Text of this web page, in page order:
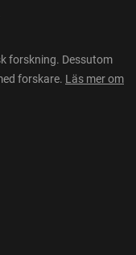
forskning. Dessutom
forskare. Läs mer om